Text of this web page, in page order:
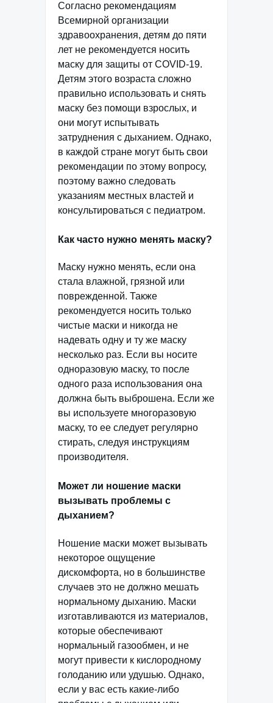
Согласно рекомендациям
Всемирной организации
здравоохранения, детям до пяти
лет не рекомендуется носить
маску для защиты от COVID-19.
Детям этого возраста сложно
правильно использовать и снять
маску без помощи взрослых, и
они могут испытывать
затруднения с дыханием. Однако,
в каждой стране могут быть свои
рекомендации по этому вопросу,
поэтому важно следовать
указаниям местных властей и
консультироваться с педиатром.
Как часто нужно менять маску?
Маску нужно менять, если она
стала влажной, грязной или
поврежденной. Также
рекомендуется носить только
чистые маски и никогда не
надевать одну и ту же маску
несколько раз. Если вы носите
одноразовую маску, то после
одного раза использования она
должна быть выброшена. Если же
вы используете многоразовую
маску, то ее следует регулярно
стирать, следуя инструкциям
производителя.
Может ли ношение маски
вызывать проблемы с
дыханием?
Ношение маски может вызывать
некоторое ощущение
дискомфорта, но в большинстве
случаев это не должно мешать
нормальному дыханию. Маски
изготавливаются из материалов,
которые обеспечивают
нормальный газообмен, и не
могут привести к кислородному
голоданию или удушью. Однако,
если у вас есть какие-либо